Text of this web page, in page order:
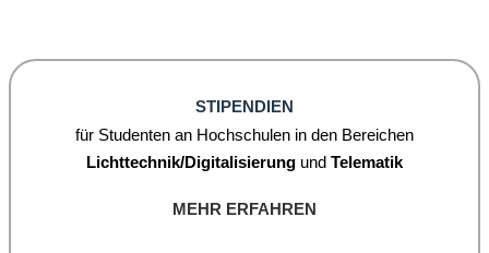
STIPENDIEN
für Studenten an Hochschulen in den Bereichen
Lichttechnik/Digitalisierung und Telematik
MEHR ERFAHREN